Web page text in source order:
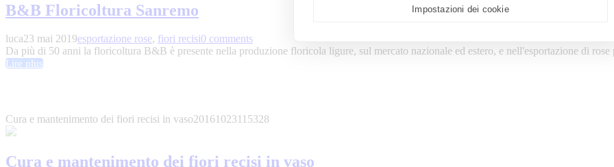
B&B Floricoltura Sanremo
luca23 mai 2019esportazione rose, fiori recisi0 comments
Da più di 50 anni la floricoltura B&B è presente nella produzione floricola ligure, sul mercato nazionale ed estero, e nell'esportazione di rose
Lire plus
Cura e mantenimento dei fiori recisi in vaso20161023115328
Cura e mantenimento dei fiori recisi in vaso
Impostazioni dei cookie